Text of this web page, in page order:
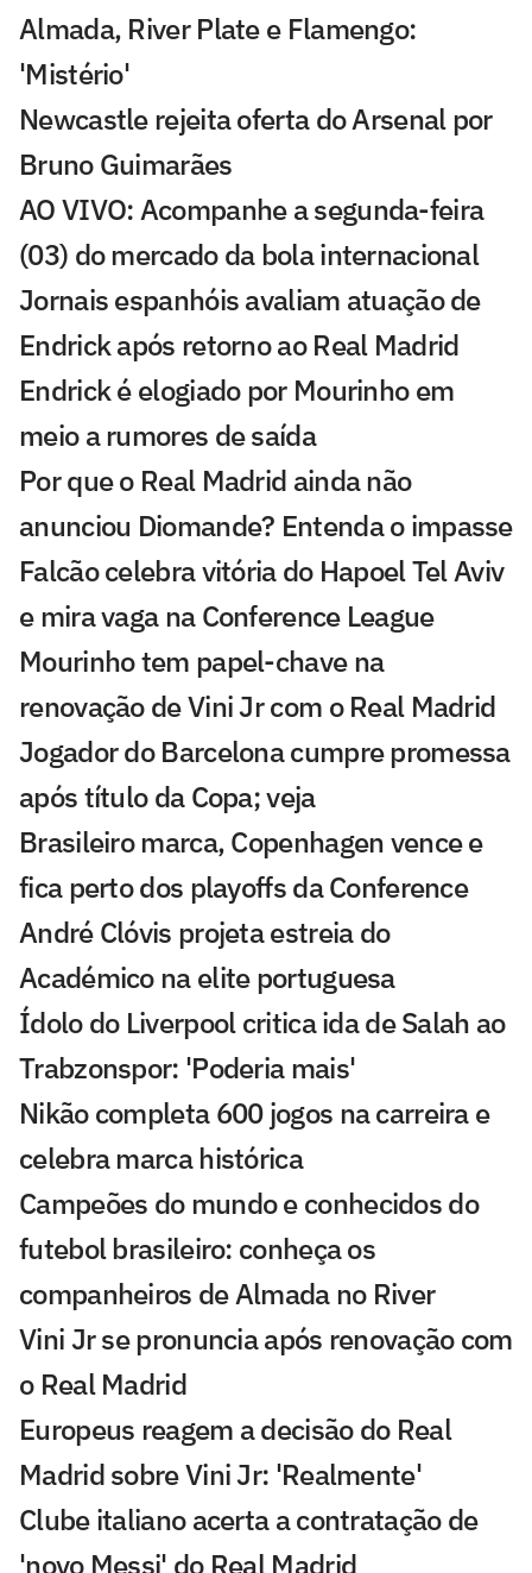
Almada, River Plate e Flamengo:
'Mistério'
Newcastle rejeita oferta do Arsenal por
Bruno Guimarães
AO VIVO: Acompanhe a segunda-feira
(03) do mercado da bola internacional
Jornais espanhóis avaliam atuação de
Endrick após retorno ao Real Madrid
Endrick é elogiado por Mourinho em
meio a rumores de saída
Por que o Real Madrid ainda não
anunciou Diomande? Entenda o impasse
Falcão celebra vitória do Hapoel Tel Aviv
e mira vaga na Conference League
Mourinho tem papel-chave na
renovação de Vini Jr com o Real Madrid
Jogador do Barcelona cumpre promessa
após título da Copa; veja
Brasileiro marca, Copenhagen vence e
fica perto dos playoffs da Conference
André Clóvis projeta estreia do
Académico na elite portuguesa
Ídolo do Liverpool critica ida de Salah ao
Trabzonspor: 'Poderia mais'
Nikão completa 600 jogos na carreira e
celebra marca histórica
Campeões do mundo e conhecidos do
futebol brasileiro: conheça os
companheiros de Almada no River
Vini Jr se pronuncia após renovação com
o Real Madrid
Europeus reagem a decisão do Real
Madrid sobre Vini Jr: 'Realmente'
Clube italiano acerta a contratação de
'novo Messi' do Real Madrid